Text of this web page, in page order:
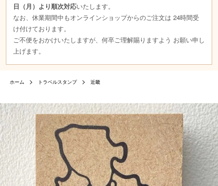
日（月）より順次対応いたします。
なお、休業期間中もオンラインショップからのご注文は 24時間受
け付けております。
ご不便をおかけいたしますが、何卒ご理解賜りますよう お願い申し
上げます。
ホーム トラベルスタンプ 近畿